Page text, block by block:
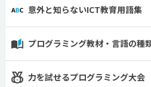
意外と知らないICT教育用語集
プログラミング教材・言語の種
力を試せるプログラミング大会